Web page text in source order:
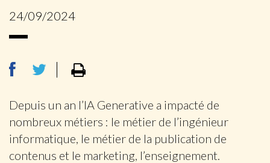
24/09/2024
Depuis un an l’IA Generative a impacté de
nombreux métiers : le métier de l’ingénieur
informatique, le métier de la publication de
contenus et le marketing, l’enseignement.